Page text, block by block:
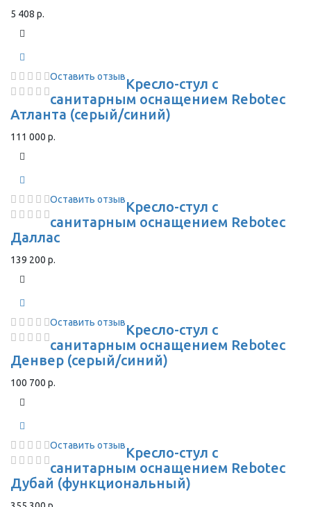
5 408 р.
Оставить отзывКресло-стул с
санитарным оснащением Rebotec
Атланта (серый/синий)
111 000 р.
Оставить отзывКресло-стул с
санитарным оснащением Rebotec
Даллас
139 200 р.
Оставить отзывКресло-стул с
санитарным оснащением Rebotec
Денвер (серый/синий)
100 700 р.
Оставить отзывКресло-стул с
санитарным оснащением Rebotec
Дубай (функциональный)